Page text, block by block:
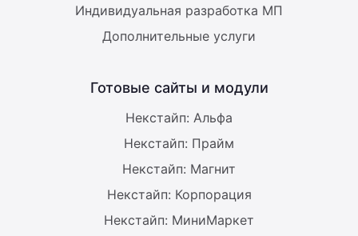
Индивидуальная разработка МП
Дополнительные услуги
Готовые сайты и модули
Некстайп: Альфа
Некстайп: Прайм
Некстайп: Магнит
Некстайп: Корпорация
Некстайп: МиниМаркет